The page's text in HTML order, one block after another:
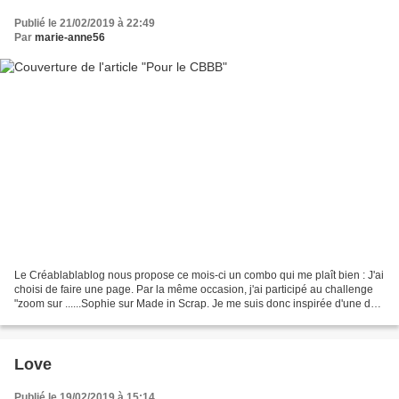
Publié le 21/02/2019 à 22:49
Par marie-anne56
Le Créablablablog nous propose ce mois-ci un combo qui me plaît bien : J'ai
choisi de faire une page. Par la même occasion, j'ai participé au challenge
"zoom sur ......Sophie sur Made in Scrap. Je me suis donc inspirée d'une de
Love